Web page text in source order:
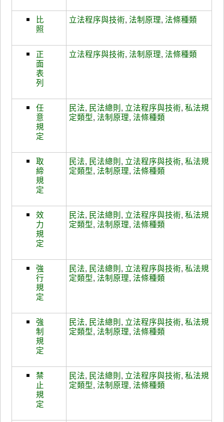
比
照
立法程序與技術,法制原理,法條種類
正
面
表
列
立法程序與技術,法制原理,法條種類
任
意
規
定
民法, 民法總則, 立法程序與技術,私法規
定類型,法制原理,法條種類
取
締
規
定
民法, 民法總則, 立法程序與技術,私法規
定類型,法制原理,法條種類
效
力
規
定
民法, 民法總則, 立法程序與技術,私法規
定類型,法制原理,法條種類
強
行
規
定
民法, 民法總則, 立法程序與技術,私法規
定類型,法制原理,法條種類
強
制
規
定
民法, 民法總則, 立法程序與技術,私法規
定類型,法制原理,法條種類
禁
止
規
定
民法, 民法總則, 立法程序與技術,私法規
定類型,法制原理,法條種類